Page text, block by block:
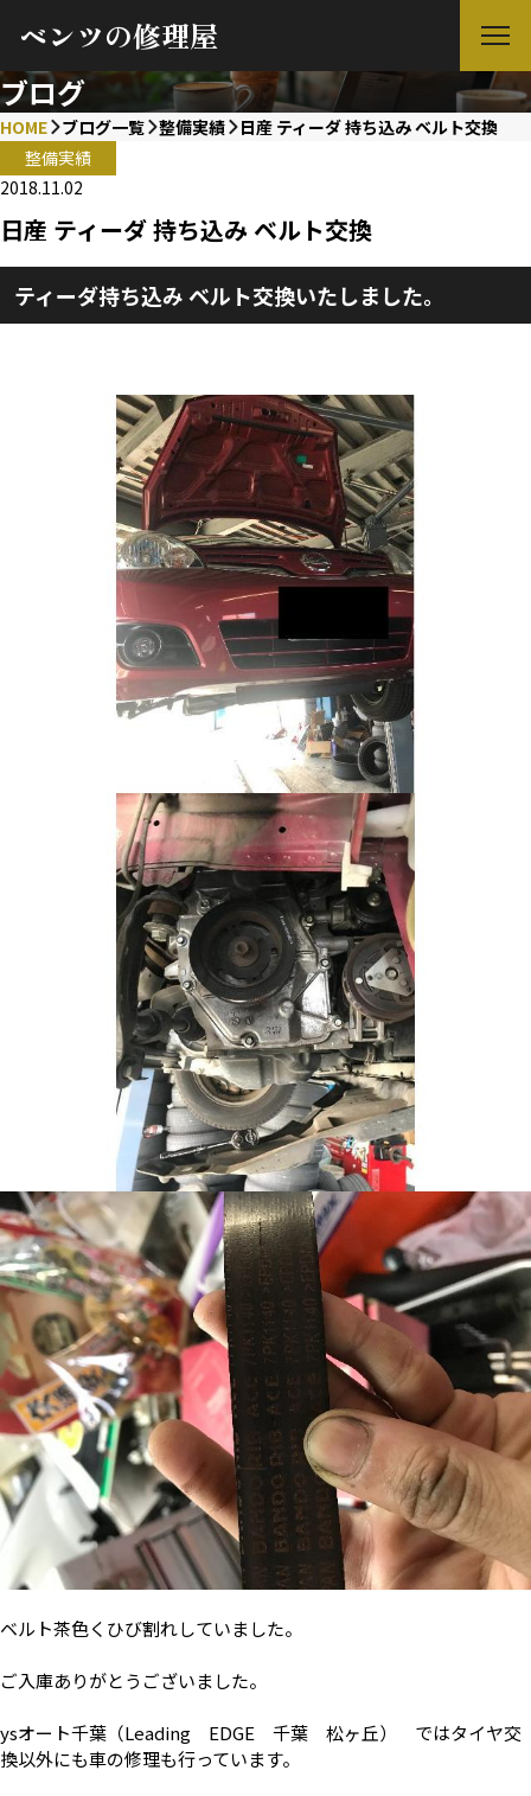
ベンツの修理屋
ブログ
HOME ブログ一覧 整備実績
日産 ティーダ 持ち込み ベルト交換
整備実績
2018.11.02
日産 ティーダ 持ち込み ベルト交換
ティーダ持ち込み ベルト交換いたしました。
ベルト茶色くひび割れしていました。
ご入庫ありがとうございました。
ysオート千葉（Leading EDGE 千葉 松ヶ丘） ではタイヤ交
換以外にも車の修理も行っています。